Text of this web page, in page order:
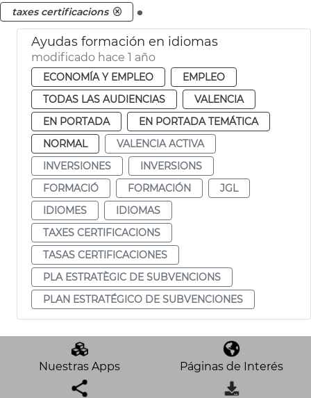
taxes certificacions
Ayudas formación en idiomas
modificado hace 1 año
ECONOMÍA Y EMPLEO
EMPLEO
TODAS LAS AUDIENCIAS
VALENCIA
EN PORTADA
EN PORTADA TEMÁTICA
NORMAL
VALENCIA ACTIVA
INVERSIONES
INVERSIONS
FORMACIÓ
FORMACIÓN
JGL
IDIOMES
IDIOMAS
TAXES CERTIFICACIONS
TASAS CERTIFICACIONES
PLA ESTRATÈGIC DE SUBVENCIONS
PLAN ESTRATÉGICO DE SUBVENCIONES
Nuestras Apps Páginas de Interés